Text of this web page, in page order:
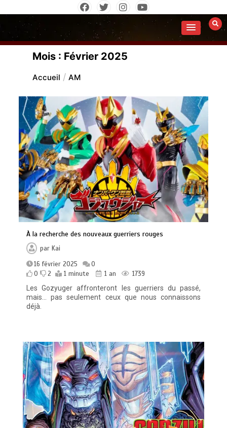
contenu
Mois : Février 2025
Accueil AM
À la recherche des nouveaux guerriers rouges
parKai
16 février 2025
0
0
2 1 minute 1 an
1739
Les Gozyuger affronteront les guerriers du passé,
mais… pas seulement ceux que nous connaissons
déjà.